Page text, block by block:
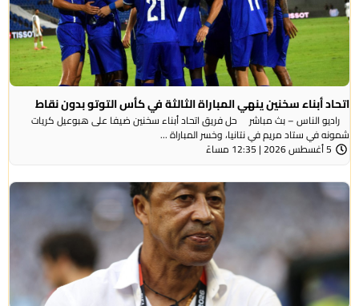
اتحاد أبناء سخنين ينهي المباراة الثالثة في كأس التوتو بدون نقاط
راديو الناس – بث مباشر حل فريق اتحاد أبناء سخنين ضيفا على هبوعيل كريات
شمونه في ستاد مريم في نتانيا، وخسر المباراة ...
5 أغسطس 2026 | 12:35 مساءً